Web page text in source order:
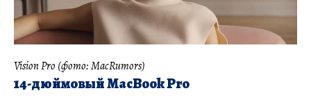
Vision Pro (фото: MacRumors)
14-дюймовый MacBook Pro